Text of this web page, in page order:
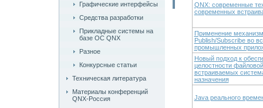
Графические интерфейсы
Средства разработки
Прикладные системы на
базе ОС QNX
Разное
Конкурсные статьи
Техническая литература
Материалы конференций
QNX-Россия
QNX: современные
современных
Применение
Publish/Subscribe во
промышленных
Новый подход к
целостности
встраиваемых
назначения
Java реального